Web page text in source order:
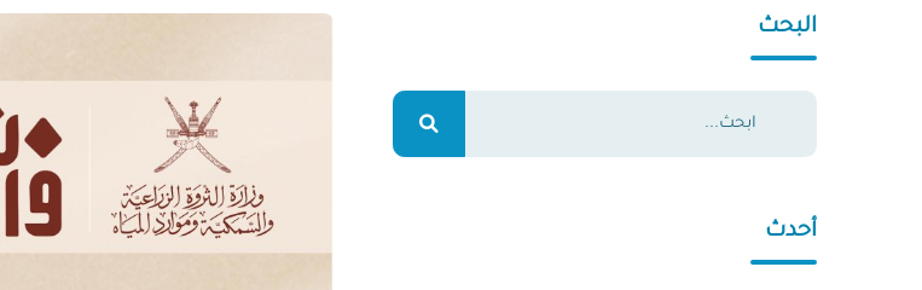
البحث
أحدث